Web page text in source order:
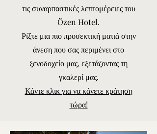
τις συναρπαστικές λεπτομέρειες του
Özen Hotel.
Ρίξτε μια πιο προσεκτική ματιά στην
άνεση που σας περιμένει στο
ξενοδοχείο μας, εξετάζοντας τη
γκαλερί μας.
Κάντε κλικ για να κάνετε κράτηση
τώρα!